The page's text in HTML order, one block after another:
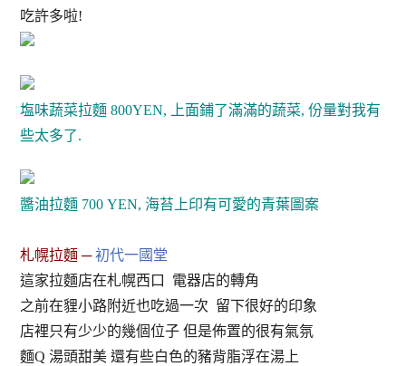
吃許多啦!
塩味蔬菜拉麵 800YEN, 上面鋪了滿滿的蔬菜, 份量對我有
些太多了.
醬油拉麵 700 YEN, 海苔上印有可愛的青葉圖案
札幌拉麵 ─初代一國堂
這家拉麵店在札幌西口 電器店的轉角
之前在貍小路附近也吃過一次 留下很好的印象
店裡只有少少的幾個位子 但是佈置的很有氣氛
麵Q 湯頭甜美 還有些白色的豬背脂浮在湯上